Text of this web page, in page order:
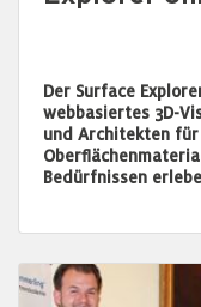
Der Surface
webbasiertes 3D-
und Architekten
Bedürfnissen